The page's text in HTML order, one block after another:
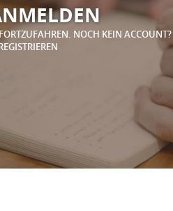
NOCH KEIN ACCOUNT?